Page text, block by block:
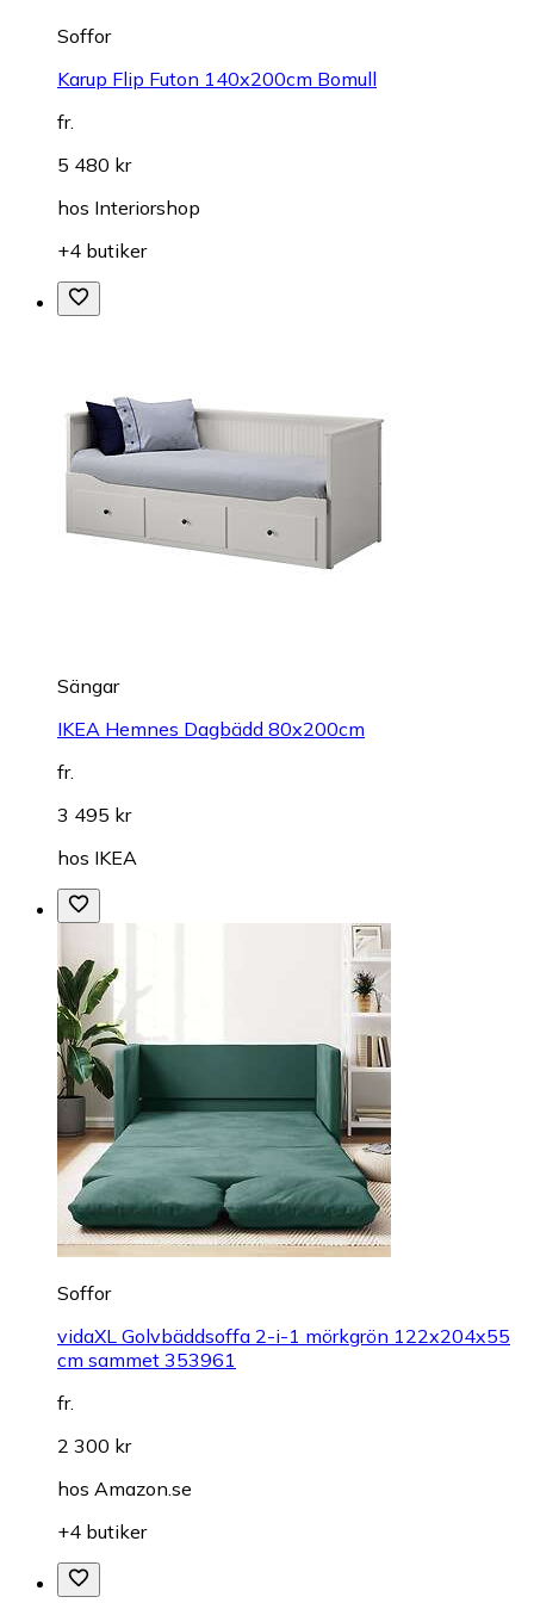
Soffor
Karup Flip Futon 140x200cm Bomull
fr.
5 480 kr
hos Interiorshop
+4 butiker
Sängar
IKEA Hemnes Dagbädd 80x200cm
fr.
3 495 kr
hos IKEA
Soffor
vidaXL Golvbäddsoffa 2-i-1 mörkgrön 122x204x55
cm sammet 353961
fr.
2 300 kr
hos Amazon.se
+4 butiker